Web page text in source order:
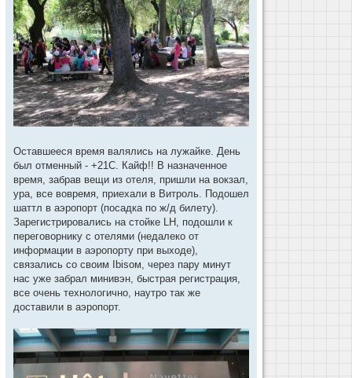
Оставшееся время валялись на лужайке. День
был отменный - +21С. Кайф!! В назначенное
время, забрав вещи из отеля, пришли на вокзал,
ура, все вовремя, приехали в Витроль. Подошел
шаттл в аэропорт (посадка по ж/д билету).
Зарегистрировались на стойке LH, подошли к
переговорнику с отелями (недалеко от
информации в аэропорту при выходе),
связались со своим Ibisом, через пару минут
нас уже забрал минивэн, быстрая регистрация,
все очень технологично, наутро так же
доставили в аэропорт.